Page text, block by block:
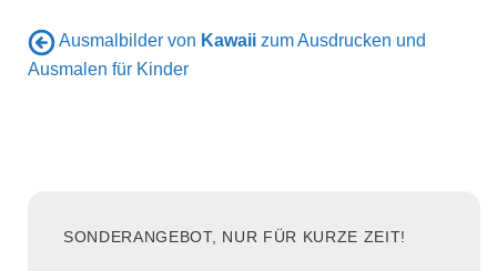
Ausmalbilder von Kawaii zum Ausdrucken und
Ausmalen für Kinder
SONDERANGEBOT, NUR FÜR KURZE ZEIT!